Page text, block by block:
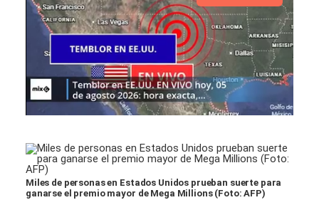
Miles de personas en Estados Unidos prueban suerte para
ganarse el premio mayor de Mega Millions (Foto: AFP)